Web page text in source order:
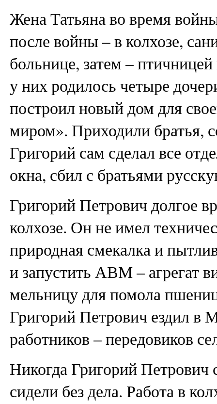
Жена Татьяна во время
после войны – в колхозе,
больнице, затем –
у них родилось четыре
построил новый дом для
миром». Приходили братья,
Григорий сам сделал все
окна, сбил с братьями
Григорий Петрович долгое
колхозе. Он не имел
природная смекалка и
и запустить АВМ – агрегат
мельницу для помола
Григорий Петрович ездил в
работников – передовиков
Никогда Григорий Петрович
сидели без дела. Работа в